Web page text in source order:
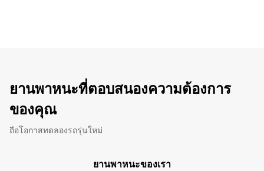
ยานพาหนะที่ตอบสนองความต้องการ
ของคุณ
ถือโอกาสทดลองรถรุ่นใหม่
ยานพาหนะของเรา